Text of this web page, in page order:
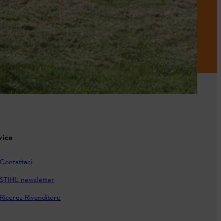
Contattaci
STIHL newsletter
Ricerca Rivenditore